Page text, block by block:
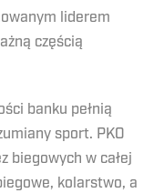
liderem
częścią
banku pełnią
sport. PKO
biegowych w całej
kolarstwo, a